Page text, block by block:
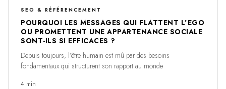
SEO & RÉFÉRENCEMENT
POURQUOI LES MESSAGES QUI FLATTENT L’EGO
OU PROMETTENT UNE APPARTENANCE SOCIALE
SONT-ILS SI EFFICACES ?
Depuis toujours, l’être humain est mû par des besoins
fondamentaux qui structurent son rapport au monde
4 min